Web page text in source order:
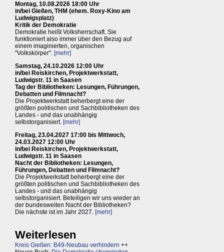
Montag, 10.08.2026 18:00 Uhr
in/bei Gießen, THM (ehem. Roxy-Kino am
Ludwigsplatz)
Kritik der Demokratie
Demokratie heißt Volksherrschaft. Sie
funktioniert also immer über den Bezug auf
einem imaginierten, organischen
"Volkskörper". [mehr]
Samstag, 24.10.2026 12:00 Uhr
in/bei Reiskirchen, Projektwerkstatt,
Ludwigstr. 11 in Saasen
Tag der Bibliotheken: Lesungen, Führungen,
Debatten und Filmnacht?
Die Projektwerkstatt beherbergt eine der
größten politischen und Sachbibliotheken des
Landes - und das unabhängig
selbstorganisiert. [mehr]
Freitag, 23.04.2027 17:00 bis Mittwoch,
24.03.2027 12:00 Uhr
in/bei Reiskirchen, Projektwerkstatt,
Ludwigstr. 11 in Saasen
Nacht der Bibliotheken: Lesungen,
Führungen, Debatten und Filmnacht?
Die Projektwerkstatt beherbergt eine der
größten politischen und Sachbibliotheken des
Landes - und das unabhängig
selbstorganisiert. Beteiligen wir uns wieder an
der bundesweiten Nacht der Bibliotheken?
Die nächste ist im Jahr 2027. [mehr]
Weiterlesen
Kreis Gießen: B49-Neubau verhindern ++